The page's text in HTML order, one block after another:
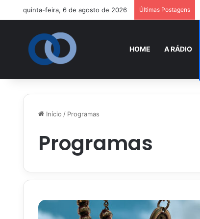
quinta-feira, 6 de agosto de 2026 Últimas Postagens
HOME A RÁDIO
Início / Programas
Programas